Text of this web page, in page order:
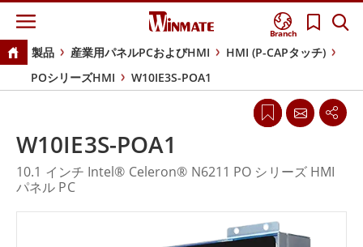
Branch
製品 産業用パネルPCおよびHMI
HMI (P-CAPタッチ)
POシリーズHMI
W10IE3S-POA1
W10IE3S-POA1
10.1 インチ Intel® Celeron® N6211 PO シリーズ HMI
パネル PC